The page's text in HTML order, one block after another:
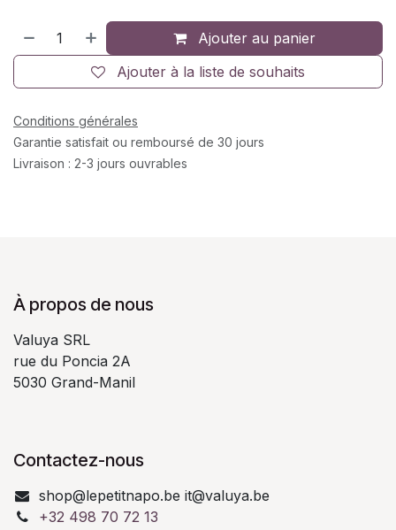
Ajouter au panier
Ajouter à la liste de souhaits
Conditions générales
Garantie satisfait ou remboursé de 30 jours
Livraison : 2-3 jours ouvrables
À propos de nous
Valuya SRL
rue du Poncia 2A
5030 Grand-Manil
Contactez-nous
shop@lepetitnapo.be it@valuya.be
+32 498 70 72 13